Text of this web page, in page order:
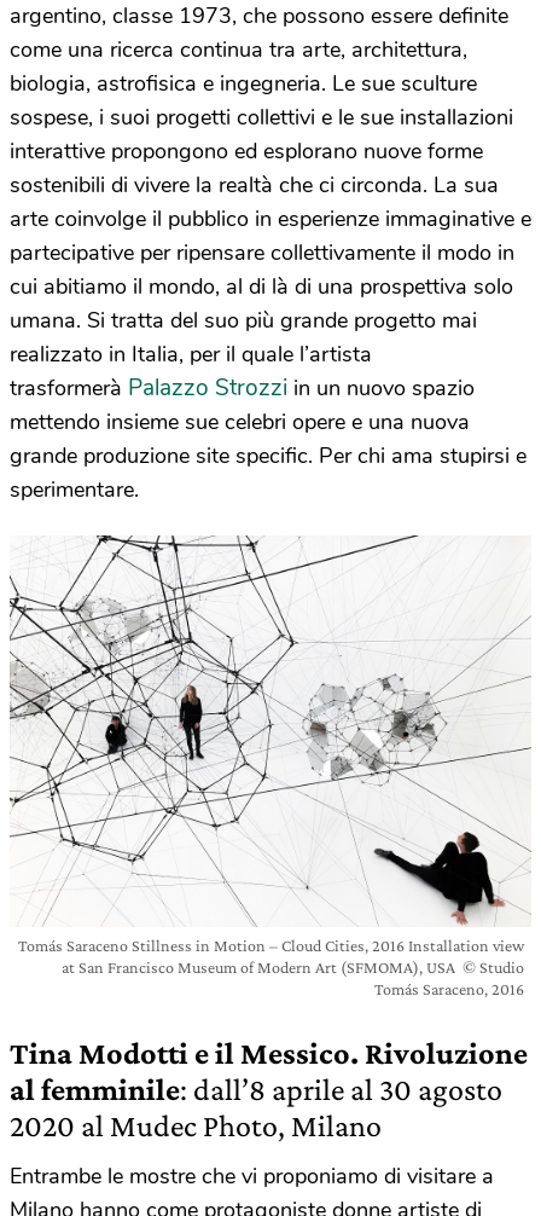
argentino, classe 1973, che possono essere definite
come una ricerca continua tra arte, architettura,
biologia, astrofisica e ingegneria. Le sue sculture
sospese, i suoi progetti collettivi e le sue installazioni
interattive propongono ed esplorano nuove forme
sostenibili di vivere la realtà che ci circonda. La sua
arte coinvolge il pubblico in esperienze immaginative e
partecipative per ripensare collettivamente il modo in
cui abitiamo il mondo, al di là di una prospettiva solo
umana. Si tratta del suo più grande progetto mai
realizzato in Italia, per il quale l’artista
trasformerà Palazzo Strozzi in un nuovo spazio
mettendo insieme sue celebri opere e una nuova
grande produzione site specific. Per chi ama stupirsi e
sperimentare.
Tomás Saraceno Stillness in Motion – Cloud Cities, 2016 Installation view
at San Francisco Museum of Modern Art (SFMOMA), USA © Studio
Tomás Saraceno, 2016
Tina Modotti e il Messico. Rivoluzione
al femminile: dall’8 aprile al 30 agosto
2020 al Mudec Photo, Milano
Entrambe le mostre che vi proponiamo di visitare a